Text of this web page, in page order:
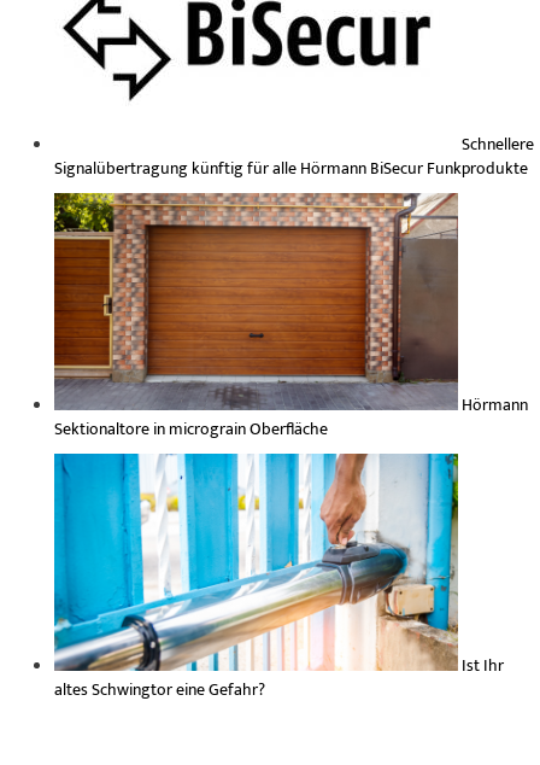
Schnellere
Signalübertragung künftig für alle Hörmann BiSecur Funkprodukte
Hörmann
Sektionaltore in micrograin Oberfläche
Ist Ihr
altes Schwingtor eine Gefahr?